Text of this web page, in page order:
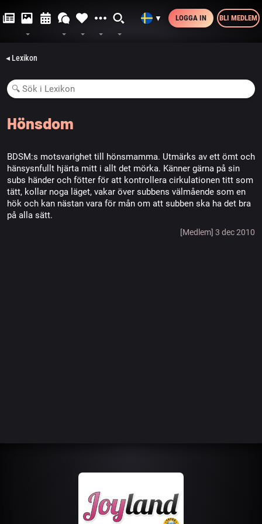
▼ LOGGA IN BLI MEDLEM
◂ Lexikon
Hönsdom
BDSM:s motsvarighet till hönsmamma. Utmärks av ett ömt och
hänsysnfullt hjärta mitt i allt det mörka. Känner gärna på sin
subs händer och fötter för att kontrollera cirkulationen titt som
tätt, kollar noga läget, vakar över subbens välmående som en
hök och kan nästan vara för mån om att subben ska ha det bra
på alla sätt.
[Medlem] 3 dec 2010